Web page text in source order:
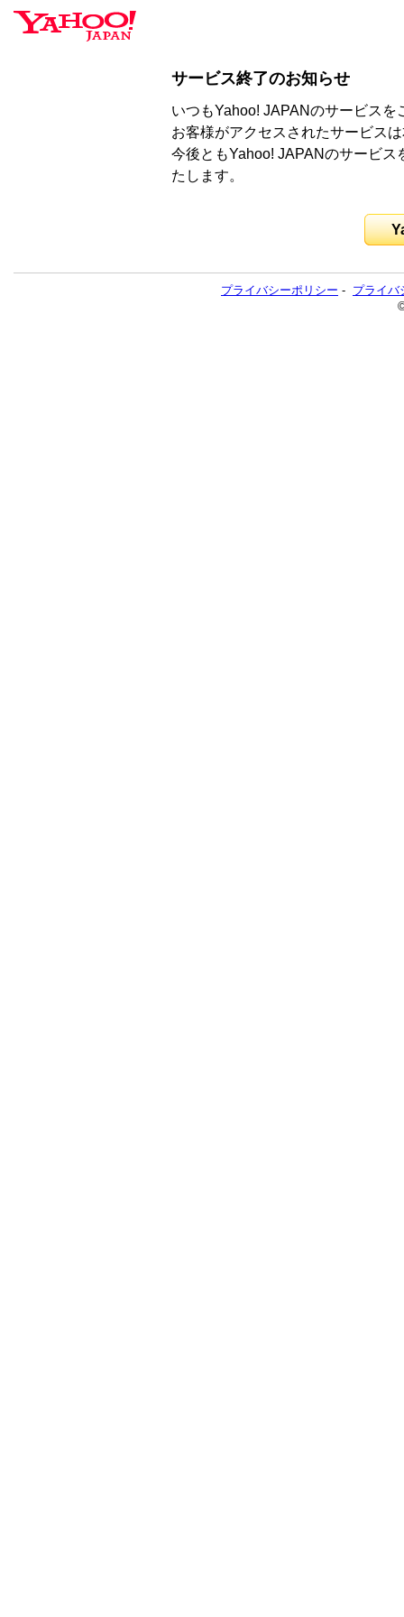
サービス終了のお知らせ
いつもYahoo! JAPANのサービス
お客様がアクセスされたサービス
今後ともYahoo! JAPANのサービ
たします。
プライバシーポリシー - プライバ